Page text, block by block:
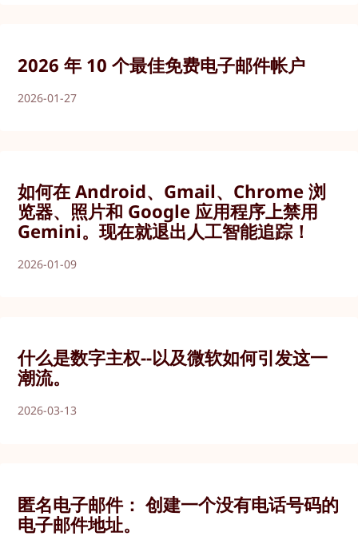
2026 年 10 个最佳免费电子邮件帐户
2026-01-27
如何在 Android、Gmail、Chrome 浏
览器、照片和 Google 应用程序上禁用
Gemini。现在就退出人工智能追踪！
2026-01-09
什么是数字主权--以及微软如何引发这一
潮流。
2026-03-13
匿名电子邮件： 创建一个没有电话号码的
电子邮件地址。